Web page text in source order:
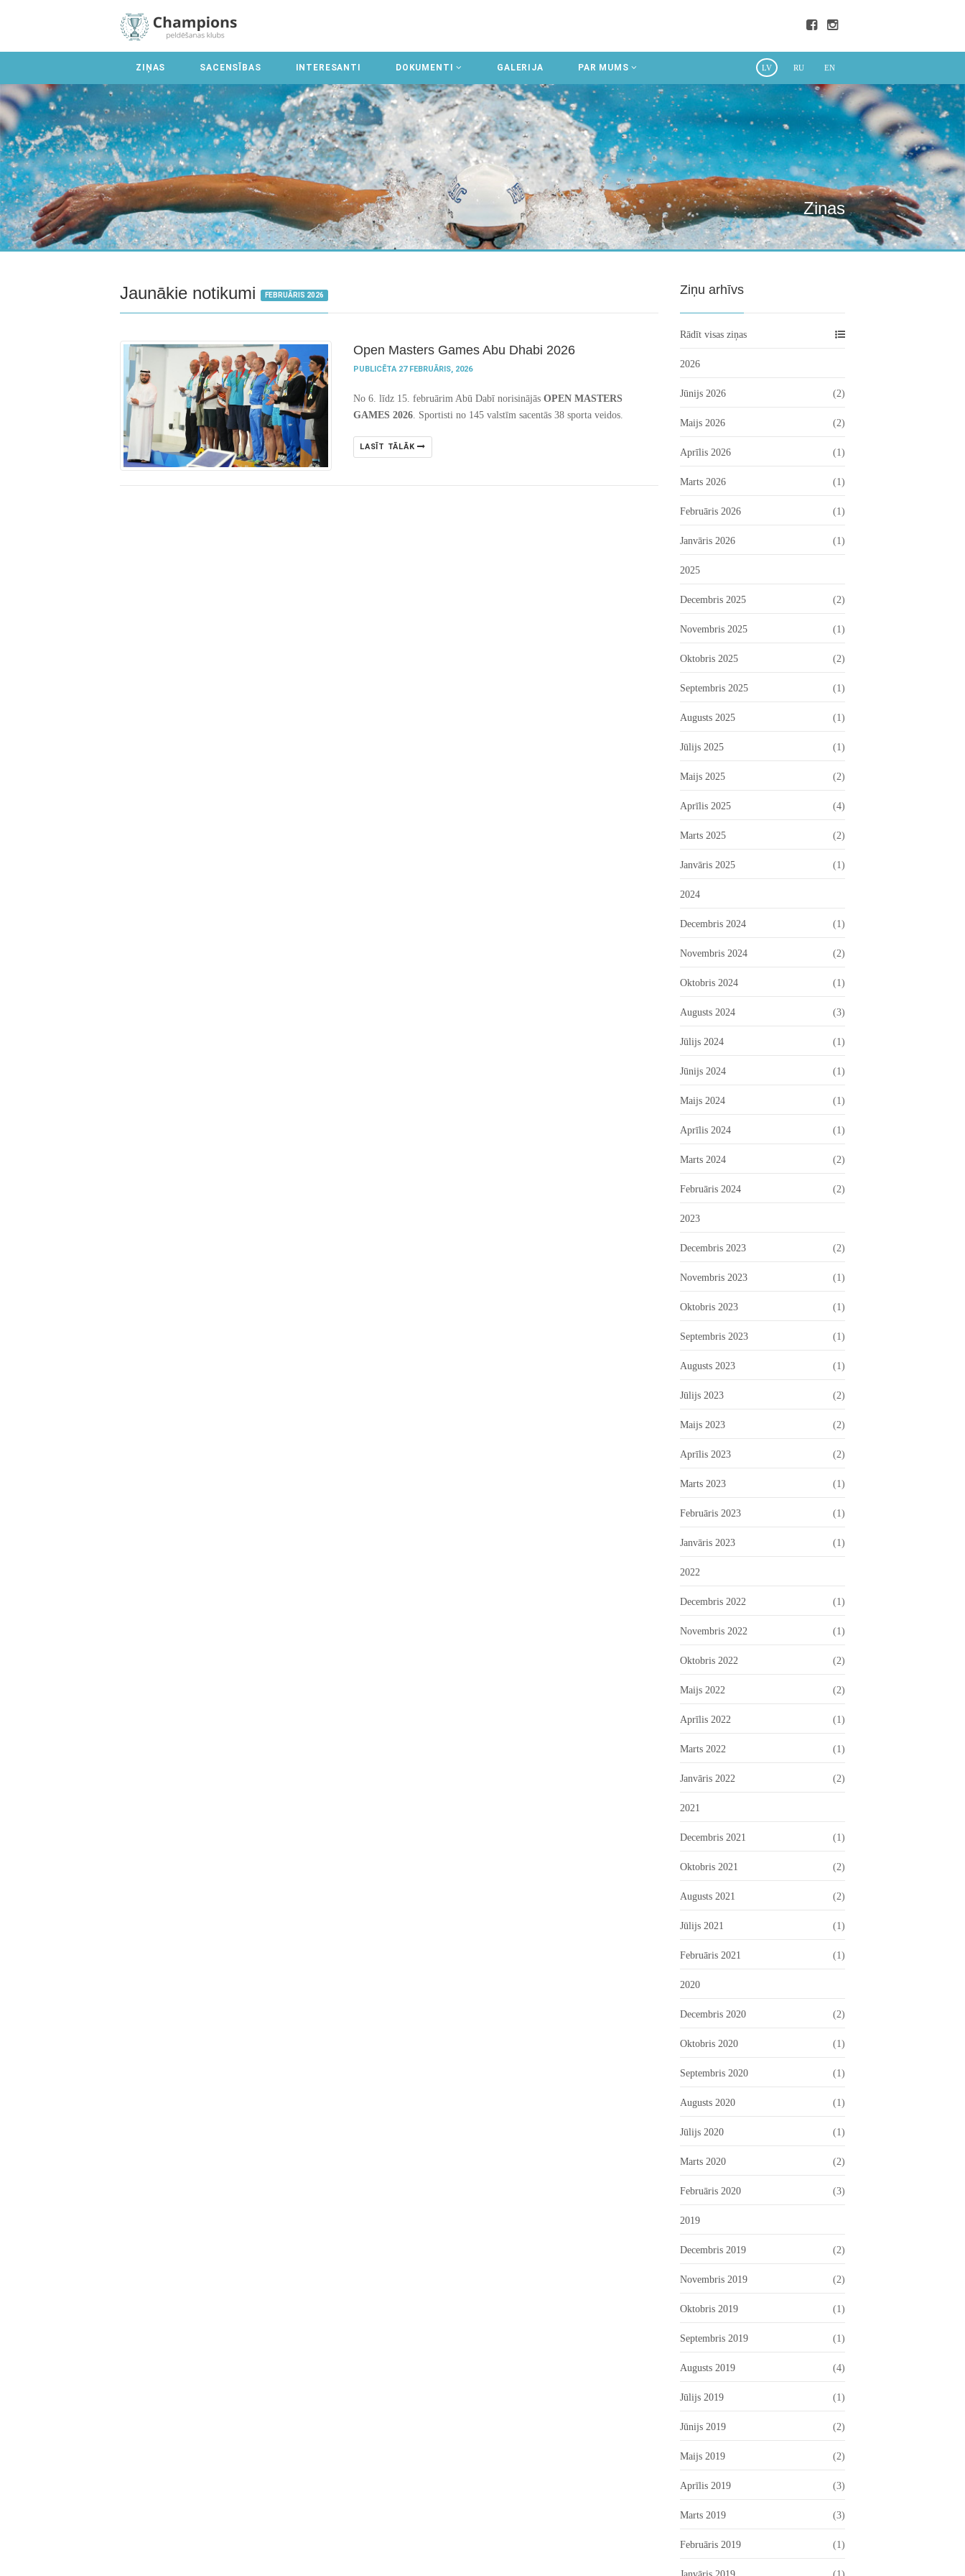
LV RU EN
ZIŅAS SACENSĪBAS INTERESANTI DOKUMENTI GALERIJA PAR MUMS
Ziņas
Jaunākie notikumi FEBRUĀRIS 2026
Open Masters Games Abu Dhabi 2026
PUBLICĒTA 27 FEBRUĀRIS, 2026
No 6. līdz 15. februārim Abū Dabī norisinājās OPEN MASTERS
GAMES 2026. Sportisti no 145 valstīm sacentās 38 sporta veidos.
LASĪT TĀLĀK
Ziņu arhīvs
Rādīt visas ziņas
2026
Jūnijs 2026 (2)
Maijs 2026 (2)
Aprīlis 2026 (1)
Marts 2026 (1)
Februāris 2026 (1)
Janvāris 2026 (1)
2025
Decembris 2025 (2)
Novembris 2025 (1)
Oktobris 2025 (2)
Septembris 2025 (1)
Augusts 2025 (1)
Jūlijs 2025 (1)
Maijs 2025 (2)
Aprīlis 2025 (4)
Marts 2025 (2)
Janvāris 2025 (1)
2024
Decembris 2024 (1)
Novembris 2024 (2)
Oktobris 2024 (1)
Augusts 2024 (3)
Jūlijs 2024 (1)
Jūnijs 2024 (1)
Maijs 2024 (1)
Aprīlis 2024 (1)
Marts 2024 (2)
Februāris 2024 (2)
2023
Decembris 2023 (2)
Novembris 2023 (1)
Oktobris 2023 (1)
Septembris 2023 (1)
Augusts 2023 (1)
Jūlijs 2023 (2)
Maijs 2023 (2)
Aprīlis 2023 (2)
Marts 2023 (1)
Februāris 2023 (1)
Janvāris 2023 (1)
2022
Decembris 2022 (1)
Novembris 2022 (1)
Oktobris 2022 (2)
Maijs 2022 (2)
Aprīlis 2022 (1)
Marts 2022 (1)
Janvāris 2022 (2)
2021
Decembris 2021 (1)
Oktobris 2021 (2)
Augusts 2021 (2)
Jūlijs 2021 (1)
Februāris 2021 (1)
2020
Decembris 2020 (2)
Oktobris 2020 (1)
Septembris 2020 (1)
Augusts 2020 (1)
Jūlijs 2020 (1)
Marts 2020 (2)
Februāris 2020 (3)
2019
Decembris 2019 (2)
Novembris 2019 (2)
Oktobris 2019 (1)
Septembris 2019 (1)
Augusts 2019 (4)
Jūlijs 2019 (1)
Jūnijs 2019 (2)
Maijs 2019 (2)
Aprīlis 2019 (3)
Marts 2019 (3)
Februāris 2019 (1)